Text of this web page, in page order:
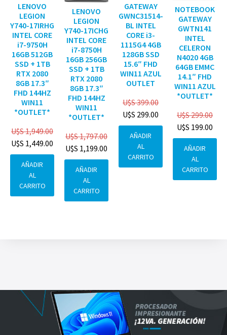
LENOVO
LEGION
Y740-17IRHG
INTEL CORE
i7-9750H
16GB 512GB
SSD + 1TB
RTX 2080
8GB 17.3″
FHD 144HZ
WIN11
*OUTLET*
U$S1,949.00
U$S 1,449.00
AÑADIR
AL
CARRITO
LENOVO
LEGION
Y740-17ICHG
INTEL CORE
i7-8750H
16GB 256GB
SSD + 1TB
RTX 2080
8GB 17.3″
FHD 144HZ
WIN11
*OUTLET*
U$S1,797.00
U$S 1,199.00
AÑADIR
AL
CARRITO
GATEWAY
GWNC31514-
BL INTEL
CORE i3-
1115G4 4GB
128GB SSD
15.6″ FHD
WIN11 AZUL
OUTLET
U$S399.00
U$S 299.00
AÑADIR
AL
CARRITO
NOTEBOOK
GATEWAY
GWTN141
INTEL
CELERON
N4020 4GB
64GB EMMC
14.1″ FHD
WIN11 AZUL
*OUTLET*
U$S299.00
U$S 199.00
AÑADIR
AL
CARRITO